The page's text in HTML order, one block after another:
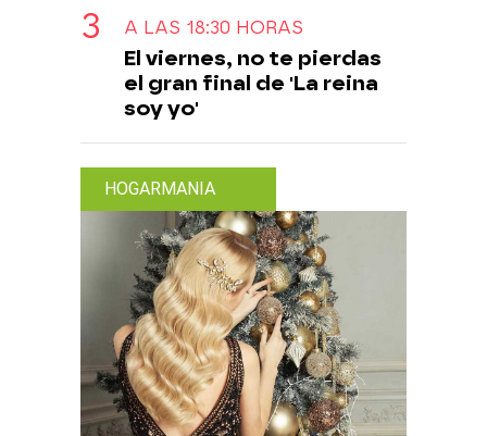
A LAS 18:30 HORAS
El viernes, no te pierdas
el gran final de 'La reina
soy yo'
HOGARMANIA